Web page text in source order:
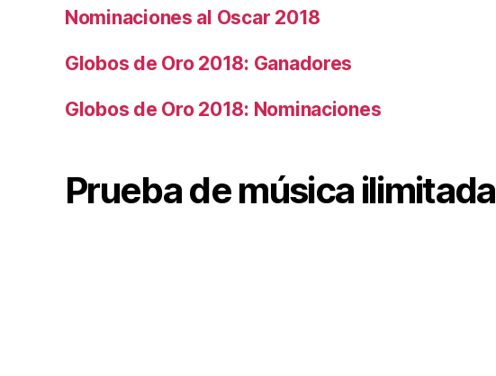
Nominaciones al Oscar 2018
Globos de Oro 2018: Ganadores
Globos de Oro 2018: Nominaciones
Prueba de música ilimitada